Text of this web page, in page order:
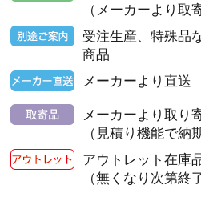
（メーカーより取
受注生産、特殊品
商品
メーカーより直送
メーカーより取り
（見積り機能で納
アウトレット在庫
（無くなり次第終